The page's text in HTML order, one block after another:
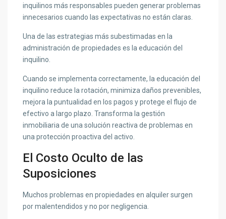
inquilinos más responsables pueden generar problemas
innecesarios cuando las expectativas no están claras.
Una de las estrategias más subestimadas en la
administración de propiedades es la educación del
inquilino.
Cuando se implementa correctamente, la educación del
inquilino reduce la rotación, minimiza daños prevenibles,
mejora la puntualidad en los pagos y protege el flujo de
efectivo a largo plazo. Transforma la gestión
inmobiliaria de una solución reactiva de problemas en
una protección proactiva del activo.
El Costo Oculto de las
Suposiciones
Muchos problemas en propiedades en alquiler surgen
por malentendidos y no por negligencia.